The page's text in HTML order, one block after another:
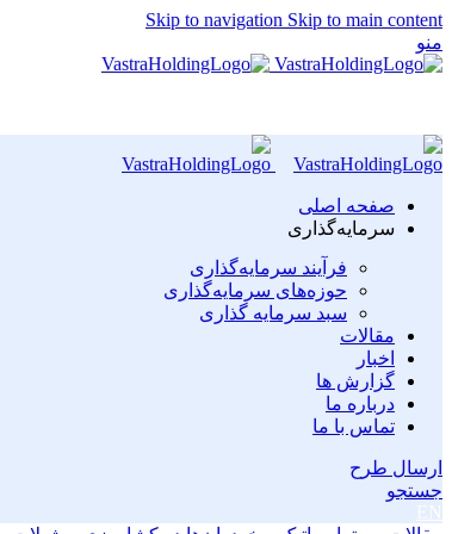
Skip to navigation Skip to main content
منو
صفحه اصلی
سرمایه‌گذاری
فرآیند سرمایه‌گذاری
حوزه‌های سرمایه‌گذاری
سبد سرمایه گذاری
مقالات
اخبار
گزارش ها
درباره ما
تماس با ما
ارسال طرح
جستجو
EN